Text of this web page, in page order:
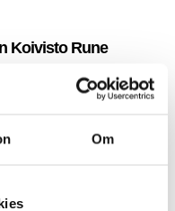
Om
Koivisto Rune